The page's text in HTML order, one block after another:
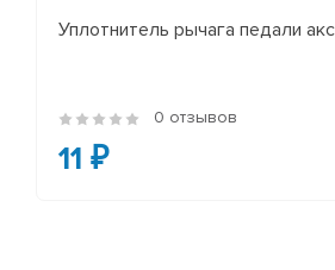
Уплотнитель рычага педали
0 отзывов
11 ₽